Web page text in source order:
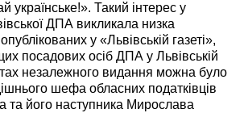
українське!». Такий інтерес у
ДПА викликала низка
у «Львівській газеті»,
посадових осіб ДПА у Львівській
незалежного видання можна було
шефа обласних податківців
та його наступника Мирослава